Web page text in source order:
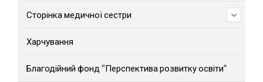
Сторінка медичної сестри
Харчування
Благодійний фонд “Перспектива розвитку освіти”